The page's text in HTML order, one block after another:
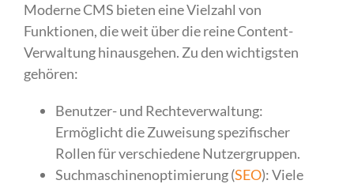
Moderne CMS bieten eine Vielzahl von
Funktionen, die weit über die reine Content-
Verwaltung hinausgehen. Zu den wichtigsten
gehören:
Benutzer- und Rechteverwaltung:
Ermöglicht die Zuweisung spezifischer
Rollen für verschiedene Nutzergruppen.
Suchmaschinenoptimierung (SEO): Viele